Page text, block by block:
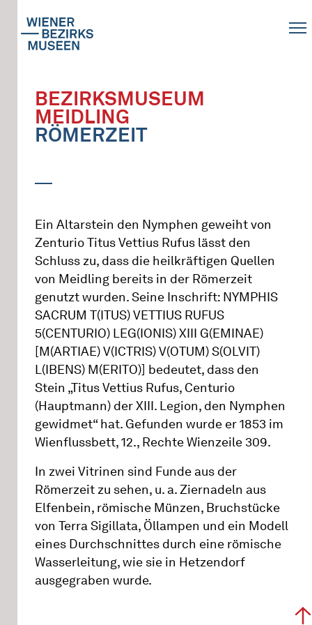
BEZIRKSMUSEUM
MEIDLING
RÖMERZEIT
Ein Altarstein den Nymphen geweiht von
Zenturio Titus Vettius Rufus lässt den
Schluss zu, dass die heilkräftigen Quellen
von Meidling bereits in der Römerzeit
genutzt wurden. Seine Inschrift: NYMPHIS
SACRUM T(ITUS) VETTIUS RUFUS
5(CENTURIO) LEG(IONIS) XIII G(EMINAE)
[M(ARTIAE) V(ICTRIS) V(OTUM) S(OLVIT)
L(IBENS) M(ERITO)] bedeutet, dass den
Stein „Titus Vettius Rufus, Centurio
(Hauptmann) der XIII. Legion, den Nymphen
gewidmet“ hat. Gefunden wurde er 1853 im
Wienflussbett, 12., Rechte Wienzeile 309.
In zwei Vitrinen sind Funde aus der
Römerzeit zu sehen, u. a. Ziernadeln aus
Elfenbein, römische Münzen, Bruchstücke
von Terra Sigillata, Öllampen und ein Modell
eines Durchschnittes durch eine römische
Wasserleitung, wie sie in Hetzendorf
ausgegraben wurde.